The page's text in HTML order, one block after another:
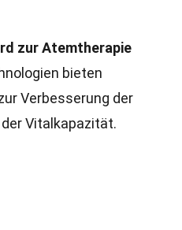
zur Atemtherapie
bieten
Verbesserung der
Vitalkapazität.